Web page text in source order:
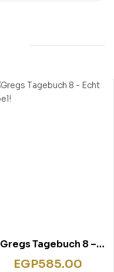
Gregs Tagebuch 8 –
Echt übel!
EGP585.00